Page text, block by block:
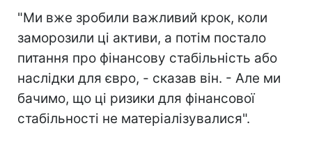
"Ми вже зробили важливий крок, коли
заморозили ці активи, а потім постало
питання про фінансову стабільність або
наслідки для євро, - сказав він. - Але ми
бачимо, що ці ризики для фінансової
стабільності не матеріалізувалися".